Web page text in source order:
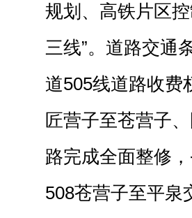
规划、高铁片区
三线”。道路交通
道505线道路收费
匠营子至苍营子
路完成全面整修
508苍营子至平泉